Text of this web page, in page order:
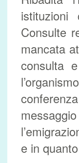
Consulte
mancata
consulta
e in